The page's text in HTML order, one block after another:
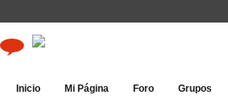
Inicio Mi Página Foro Grupos